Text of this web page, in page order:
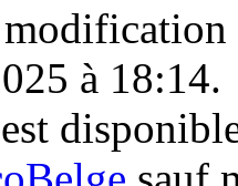
à 18:14.